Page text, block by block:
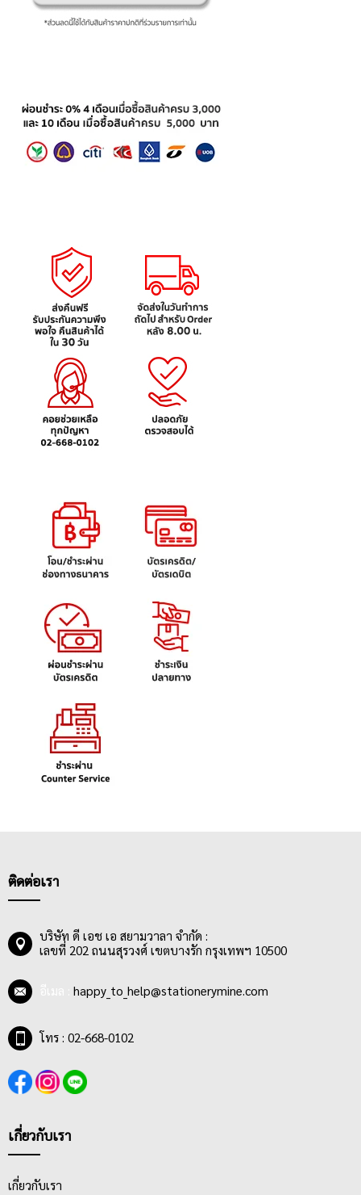
ติดต่อเรา
บริษัท ดี เอช เอ สยามวาลา จำกัด :
เลขที่ 202 ถนนสุรวงศ์ เขตบางรัก กรุงเทพฯ 10500
happy_to_help@stationerymine.com
โทร : 02-668-0102
เกี่ยวกับเรา
เกี่ยวกับเรา